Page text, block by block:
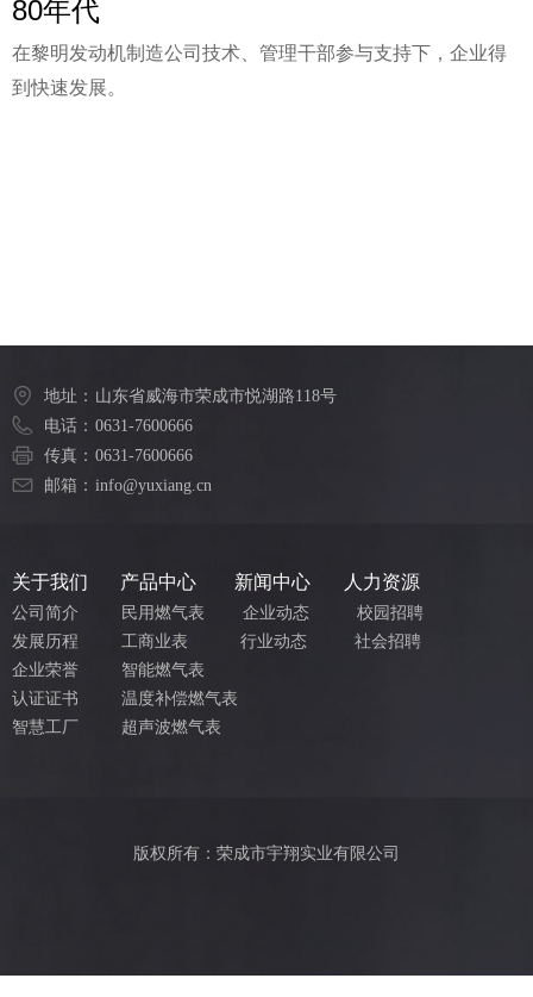
80年代
在黎明发动机制造公司技术、管理干部参与支持下，企业得
到快速发展。
关于我们 产品中心 新闻中心 人力资源
公司简介 民用燃气表 企业动态
校园招聘
发展历程
工商业表 行业动态
社会招聘
企业荣誉
智能燃气表
认证证书
温度补偿燃气表
智慧工厂
超声波燃气表
地址： 山东省威海市荣成市悦湖路118号
电话： 0631-7600666
传真： 0631-7600666
邮箱： info@yuxiang.cn
版权所有：荣成市宇翔实业有限公司